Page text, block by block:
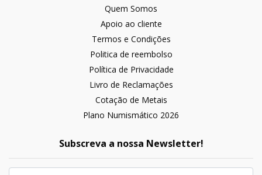
Quem Somos
Apoio ao cliente
Termos e Condições
Politica de reembolso
Política de Privacidade
Livro de Reclamações
Cotação de Metais
Plano Numismático 2026
Subscreva a nossa Newsletter!